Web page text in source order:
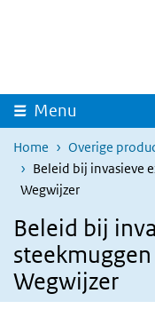
Overslaan en naar de
Menu
Home
Overige
Beleid bij invasieve
Wegwijzer
Beleid bij
Wegwijzer